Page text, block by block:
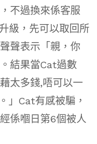
不過換來係客服
級，先可以取回所
聲表示「親，你
結果當Cat過數
太多錢,唔可以一
」Cat有感被騙，
係嗰日第6個被人